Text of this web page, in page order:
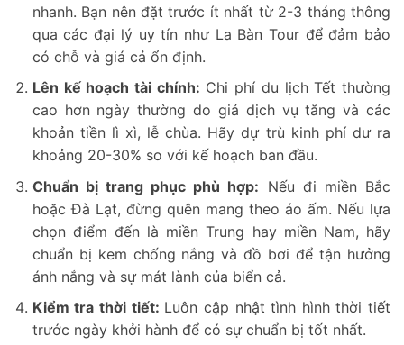
nhanh. Bạn nên đặt trước ít nhất từ 2-3 tháng thông
qua các đại lý uy tín như La Bàn Tour để đảm bảo
có chỗ và giá cả ổn định.
Lên kế hoạch tài chính: Chi phí du lịch Tết thường
cao hơn ngày thường do giá dịch vụ tăng và các
khoản tiền lì xì, lễ chùa. Hãy dự trù kinh phí dư ra
khoảng 20-30% so với kế hoạch ban đầu.
Chuẩn bị trang phục phù hợp: Nếu đi miền Bắc
hoặc Đà Lạt, đừng quên mang theo áo ấm. Nếu lựa
chọn điểm đến là miền Trung hay miền Nam, hãy
chuẩn bị kem chống nắng và đồ bơi để tận hưởng
ánh nắng và sự mát lành của biển cả.
Kiểm tra thời tiết: Luôn cập nhật tình hình thời tiết
trước ngày khởi hành để có sự chuẩn bị tốt nhất.